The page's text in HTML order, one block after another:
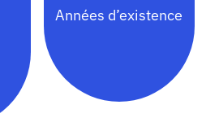
Années d’existence